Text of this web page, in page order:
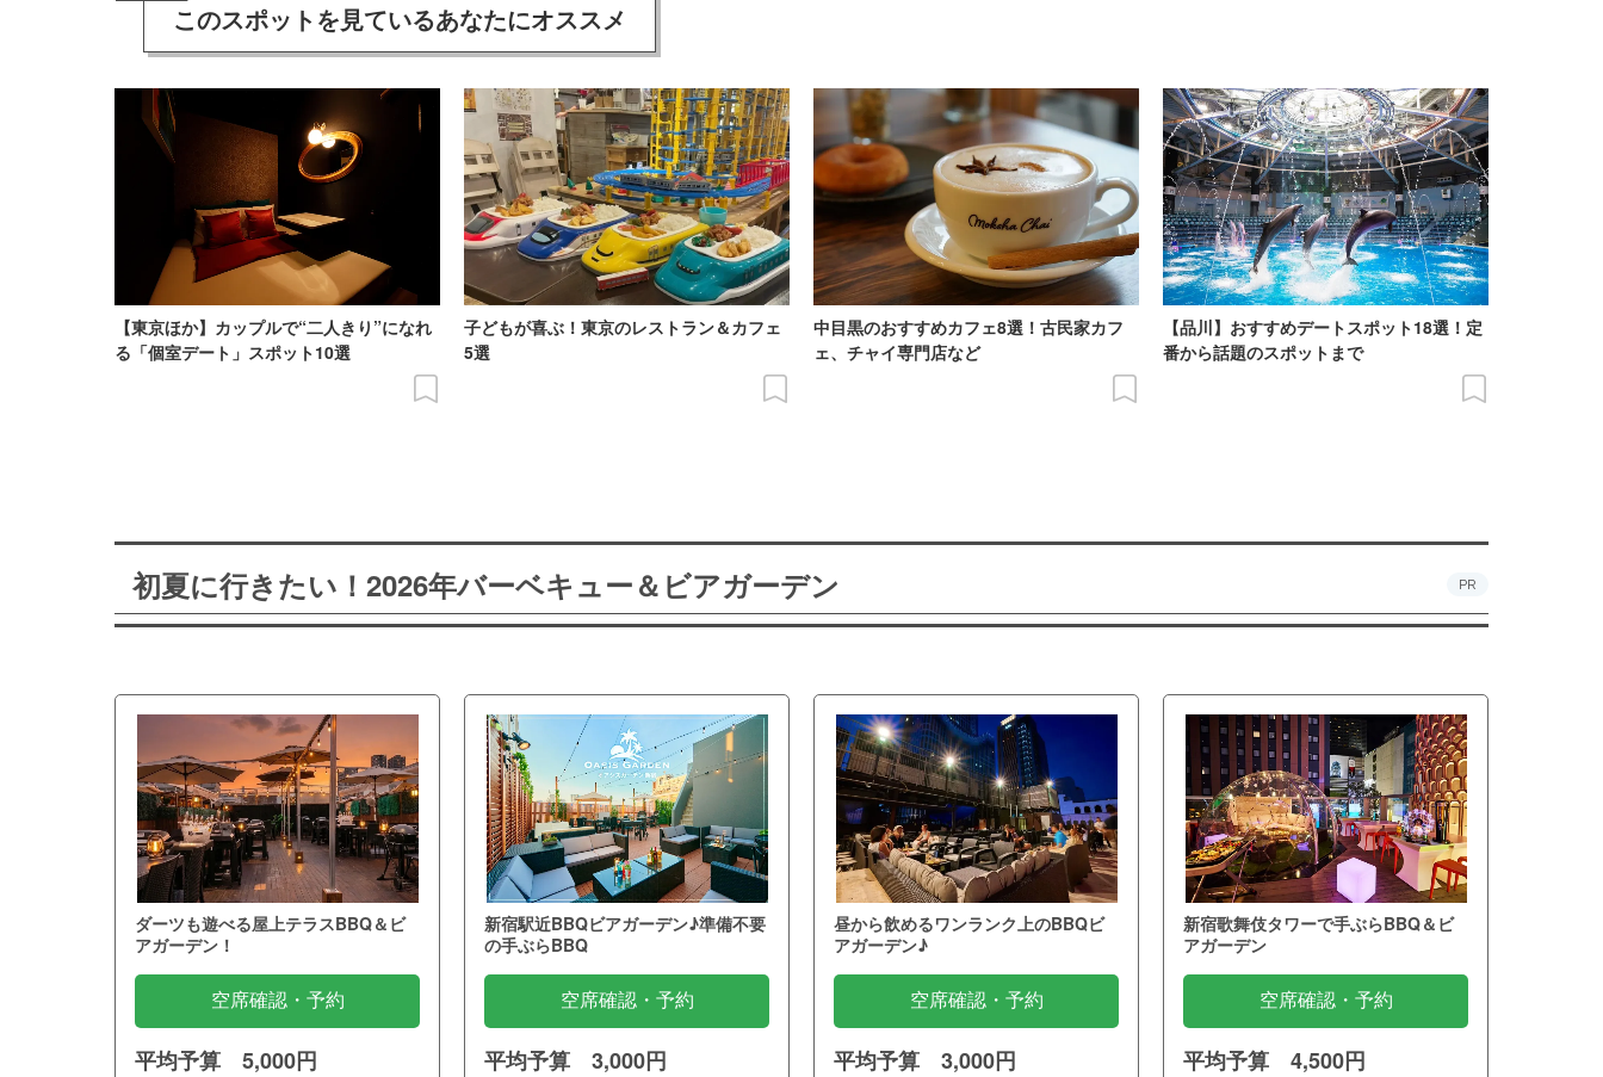
このスポットを見ているあなたにオススメ
【東京ほか】カップルで“二人きり”になれ
る「個室デート」スポット10選
子どもが喜ぶ！東京のレストラン＆カフェ
5選
中目黒のおすすめカフェ8選！古民家カフ
ェ、チャイ専門店など
【品川】おすすめデートスポット18選！定
番から話題のスポットまで
初夏に行きたい！2026年バーベキュー＆ビアガーデン PR
ダーツも遊べる屋上テラスBBQ＆ビ
アガーデン！
空席確認・予約
平均予算 5,000円
新宿駅近BBQビアガーデン♪準備不要
の手ぶらBBQ
空席確認・予約
平均予算 3,000円
昼から飲めるワンランク上のBBQビ
アガーデン♪
空席確認・予約
平均予算 3,000円
新宿歌舞伎タワーで手ぶらBBQ＆ビ
アガーデン
空席確認・予約
平均予算 4,500円